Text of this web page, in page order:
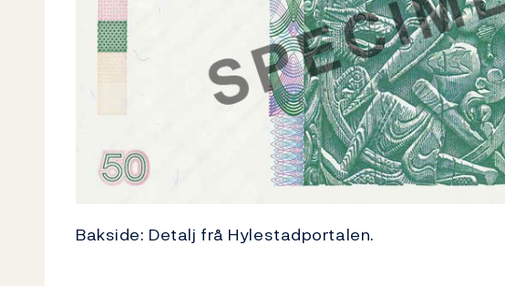
Bakside: Detalj frå Hylestadportalen.